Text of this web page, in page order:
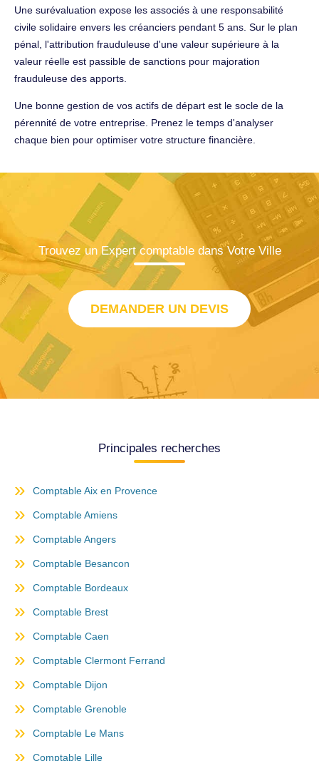
Une surévaluation expose les associés à une responsabilité
civile solidaire envers les créanciers pendant 5 ans. Sur le plan
pénal, l'attribution frauduleuse d'une valeur supérieure à la
valeur réelle est passible de sanctions pour majoration
frauduleuse des apports.
Une bonne gestion de vos actifs de départ est le socle de la
pérennité de votre entreprise. Prenez le temps d'analyser
chaque bien pour optimiser votre structure financière.
Trouvez un Expert comptable dans Votre Ville
DEMANDER UN DEVIS
Principales recherches
Comptable Aix en Provence
Comptable Amiens
Comptable Angers
Comptable Besancon
Comptable Bordeaux
Comptable Brest
Comptable Caen
Comptable Clermont Ferrand
Comptable Dijon
Comptable Grenoble
Comptable Le Mans
Comptable Lille